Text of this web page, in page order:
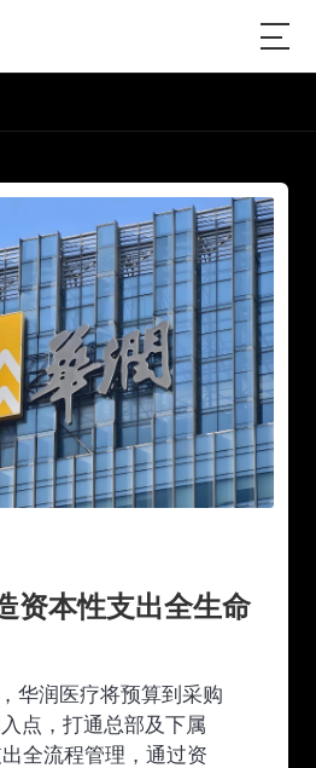
资本性支出全生命
华润医疗将预算到采购
点，打通总部及下属
全流程管理，通过资